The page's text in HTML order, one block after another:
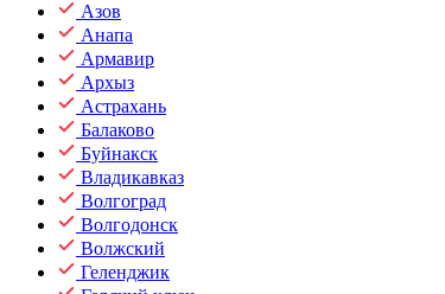
Азов
Анапа
Армавир
Архыз
Астрахань
Балаково
Буйнакск
Владикавказ
Волгоград
Волгодонск
Волжский
Геленджик